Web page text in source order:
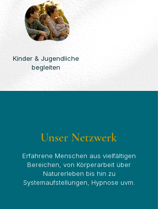
Kinder & Jugendliche
begleiten
Unser Netzwerk
Erfahrene Menschen aus vielfältigen
Bereichen, von Körperarbeit über
Naturerleben bis hin zu
Systemaufstellungen, Hypnose uvm.